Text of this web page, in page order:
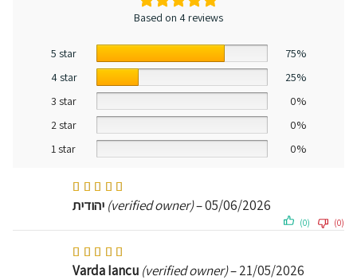
Based on 4 reviews
5 star
75%
4 star
25%
3 star
0%
2 star
0%
1 star
0%
(verified owner)–05/06/2026
(0) (0)
Varda Iancu (verified owner)–21/05/2026